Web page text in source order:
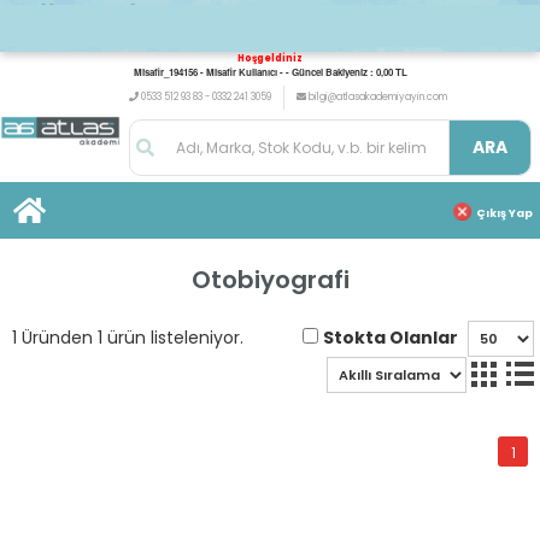
Hoşgeldiniz
Misafir_194156 - Misafir Kullanıcı - - Güncel Bakiyeniz : 0,00 TL
0533 512 93 83 - 0332 241 3059
bilgi@atlasakademiyayin.com
ARA
Çıkış Yap
Otobiyografi
1 Üründen 1 ürün listeleniyor. Stokta Olanlar
1